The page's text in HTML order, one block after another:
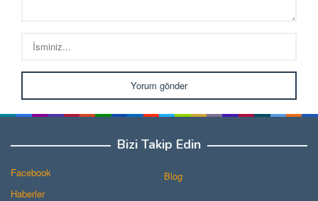
Bizi Takip Edin
Facebook
Haberler
Blog